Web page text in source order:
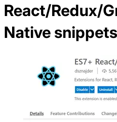
React/Redux/
Native snippets